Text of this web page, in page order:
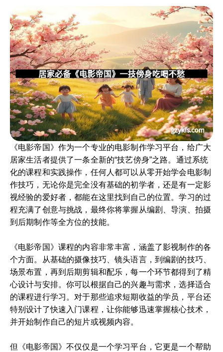
《电影帝国》作为一个专业的电影制作学习平台，给广大
居家生活者提供了一条全新的“技艺傍身”之路。通过系统
化的课程和实践操作，任何人都可以从零开始学会电影制
作技巧，无论你是完全没有基础的初学者，还是有一定影
视经验的爱好者，都能在这里找到自己的位置。学习的过
程充满了创意与挑战，最终你将掌握从编剧、导演、拍摄
到后期制作等全方位的技能。
《电影帝国》课程的内容非常丰富，涵盖了影视制作的各
个方面。从基础的摄像技巧、镜头语言，到编剧的技巧、
场景布置，再到后期剪辑和配乐，每一个环节都得到了精
心设计与安排。你可以根据自己的兴趣与需求，选择适合
的课程进行学习。对于那些追求短期收益的学员，平台还
特别设计了快速入门课程，让你能够迅速掌握核心技术，
并开始制作自己的短片或视频内容。
但《电影帝国》不仅仅是一个学习平台，它更是一个帮助